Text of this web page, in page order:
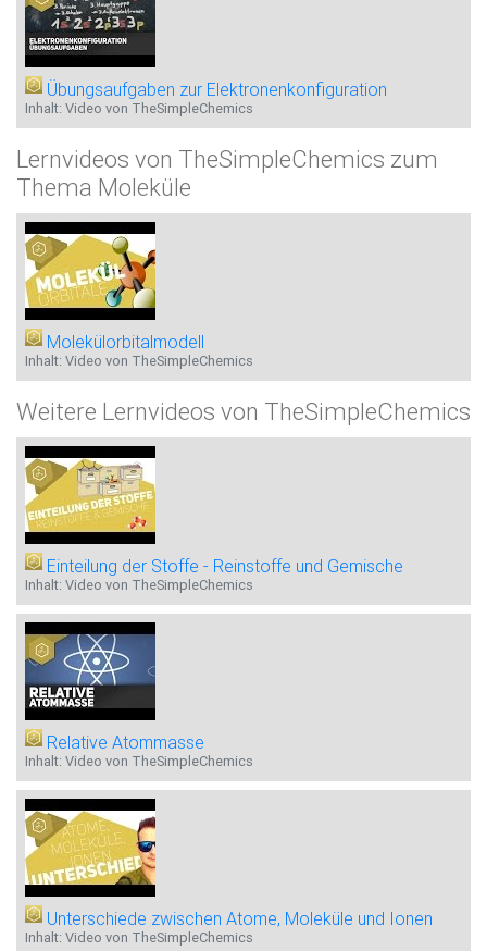
Übungsaufgaben zur Elektronenkonfiguration
Inhalt: Video von TheSimpleChemics
Lernvideos von TheSimpleChemics zum
Thema Moleküle
Molekülorbitalmodell
Inhalt: Video von TheSimpleChemics
Weitere Lernvideos von TheSimpleChemics
Einteilung der Stoffe - Reinstoffe und Gemische
Inhalt: Video von TheSimpleChemics
Relative Atommasse
Inhalt: Video von TheSimpleChemics
Unterschiede zwischen Atome, Moleküle und Ionen
Inhalt: Video von TheSimpleChemics